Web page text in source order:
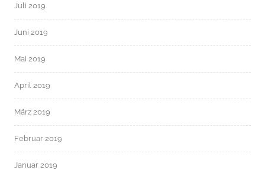
Juli 2019
Juni 2019
Mai 2019
April 2019
März 2019
Februar 2019
Januar 2019